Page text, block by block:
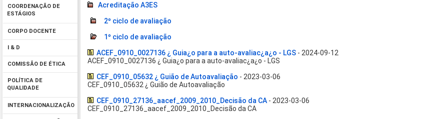
COORDENAÇÃO DE
ESTÁGIOS
CORPO DOCENTE
I & D
COMISSÃO DE ÉTICA
POLÍTICA DE
QUALIDADE
INTERNACIONALIZAÇÃO
Acreditação A3ES
2º ciclo de avaliação
1º ciclo de avaliação
ACEF_0910_0027136 ¿ Guia¿o para a auto-avaliac¿a¿o - LGS - 2024-09-12
ACEF_0910_0027136 ¿ Guia¿o para a auto-avaliac¿a¿o - LGS
CEF_0910_05632 ¿ Guião de Autoavaliação - 2023-03-06
CEF_0910_05632 ¿ Guião de Autoavaliação
CEF_0910_27136_aacef_2009_2010_Decisão da CA - 2023-03-06
CEF_0910_27136_aacef_2009_2010_Decisão da CA